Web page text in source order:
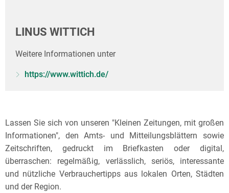
LINUS WITTICH
Weitere Informationen unter
https://www.wittich.de/
Lassen Sie sich von unseren "Kleinen Zeitungen, mit großen
Informationen", den Amts- und Mitteilungsblättern sowie
Zeitschriften, gedruckt im Briefkasten oder digital,
überraschen: regelmäßig, verlässlich, seriös, interessante
und nützliche Verbrauchertipps aus lokalen Orten, Städten
und der Region.